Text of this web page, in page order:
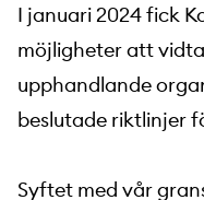
I januari 2024 fick
möjligheter att
upphandlande
beslutade riktlinjer
Syftet med vår